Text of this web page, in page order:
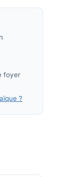
foyer
?